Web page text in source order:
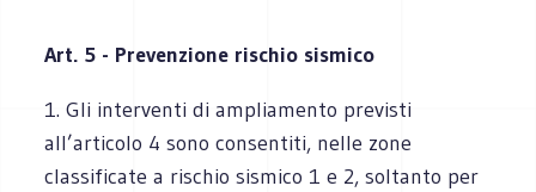
Art. 5 - Prevenzione rischio sismico
1. Gli interventi di ampliamento previsti
all’articolo 4 sono consentiti, nelle zone
classificate a rischio sismico 1 e 2, soltanto per